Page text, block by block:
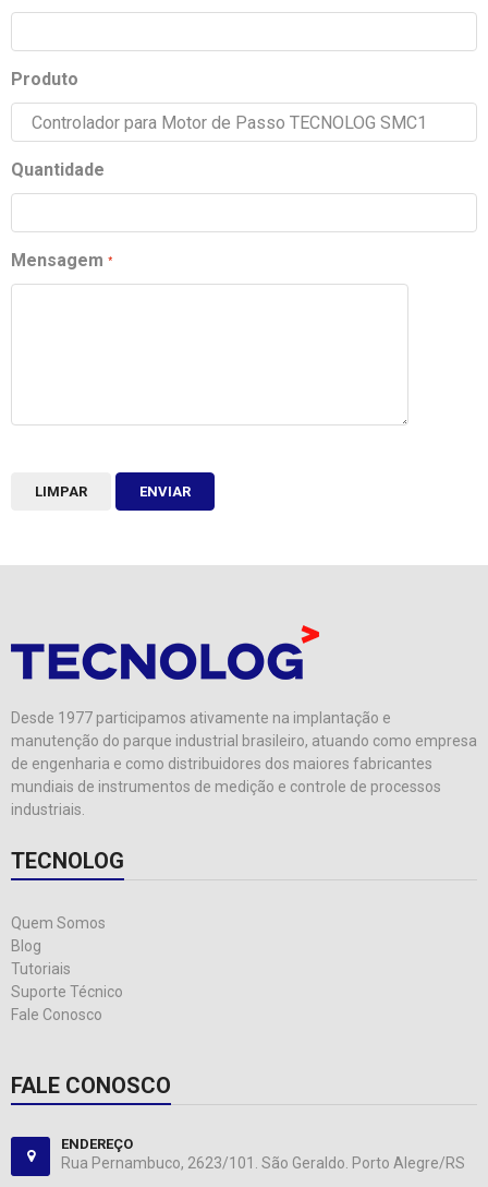
Produto
Quantidade
Mensagem
LIMPAR ENVIAR
Desde 1977 participamos ativamente na implantação e
manutenção do parque industrial brasileiro, atuando como empresa
de engenharia e como distribuidores dos maiores fabricantes
mundiais de instrumentos de medição e controle de processos
industriais.
TECNOLOG
Quem Somos
Blog
Tutoriais
Suporte Técnico
Fale Conosco
FALE CONOSCO
ENDEREÇO
Rua Pernambuco, 2623/101. São Geraldo. Porto Alegre/RS